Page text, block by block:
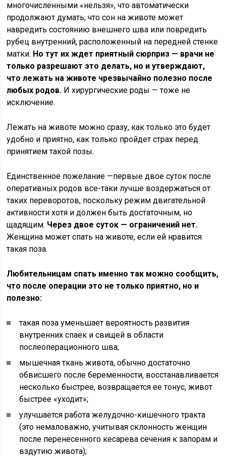
многочисленными «нельзя», что автоматически
продолжают думать, что сон на животе может
навредить состоянию внешнего шва или повредить
рубец внутренний, расположенный на передней стенке
матки. Но тут их ждет приятный сюрприз — врачи не
только разрешают это делать, но и утверждают,
что лежать на животе чрезвычайно полезно после
любых родов. И хирургические роды — тоже не
исключение.
Лежать на животе можно сразу, как только это будет
удобно и приятно, как только пройдет страх перед
принятием такой позы.
Единственное пожелание —первые двое суток после
оперативных родов все-таки лучше воздержаться от
таких переворотов, поскольку режим двигательной
активности хотя и должен быть достаточным, но
щадящим. Через двое суток — ограничений нет.
Женщина может спать на животе, если ей нравится
такая поза.
Любительницам спать именно так можно сообщить,
что после операции это не только приятно, но и
полезно:
такая поза уменьшает вероятность развития
внутренних спаек и свищей в области
послеоперационного шва;
мышечная ткань живота, обычно достаточно
обвисшего после беременности, восстанавливается
несколько быстрее, возвращается ее тонус, живот
быстрее «уходит»;
улучшается работа желудочно-кишечного тракта
(это немаловажно, учитывая склонность женщин
после перенесенного кесарева сечения к запорам и
вздутию живота);